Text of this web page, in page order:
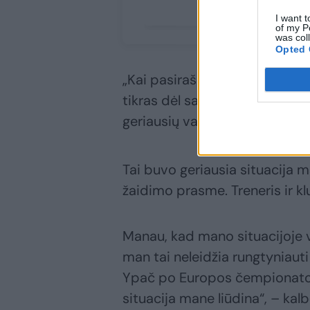
I want
of my
was
Opted
„Kai pasirašiau chartiją, dar
tikras dėl savo ateities, nes
geriausių variantų.
Tai buvo geriausia situacija
žaidimo prasme. Treneris ir
Manau, kad mano situacijoje
man tai neleidžia
Ypač po Europos
situacija mane liūdina“, –